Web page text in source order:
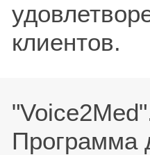
клиентов.
Программа